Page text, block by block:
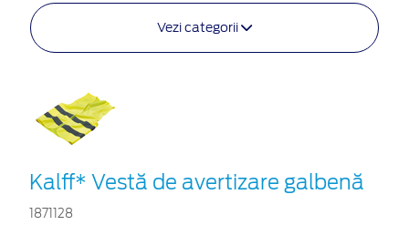
Vezi categorii
Kalff* Vestă de avertizare galbenă
1871128